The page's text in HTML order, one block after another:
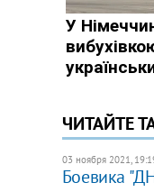
ЧИТАЙТЕ
03 ноября 2021,
Боевика